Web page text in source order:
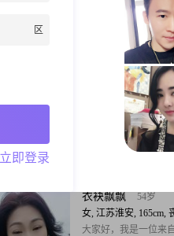
59岁
男, 江苏淮安, 175cm,
1967年出生在农村 两
170 老婆生病去世 想
人现在在和朋友合伙
言之 养老的钱我有
衣袂飘飘
54岁
女, 江苏淮安, 165cm,
大家好，我是一位来
区
即登录